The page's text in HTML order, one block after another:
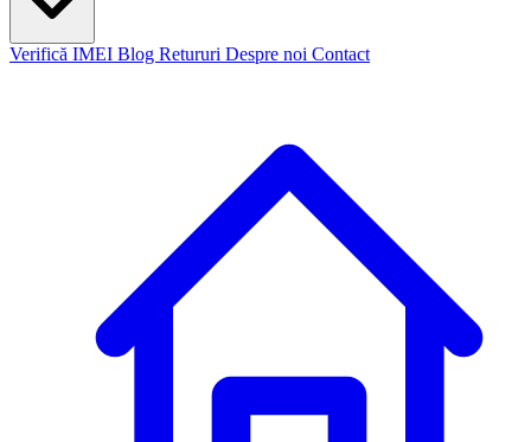
Verifică IMEI Blog Retururi Despre noi Contact